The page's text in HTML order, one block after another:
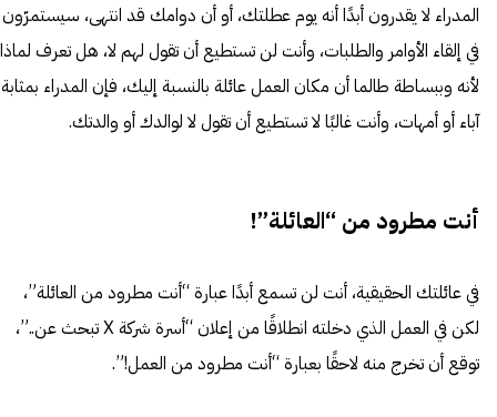
المدراء لا يقدرون أبدًا أنه يوم عطلتك، أو أن دوامك قد انتهى، سيستمرّون
في إلقاء الأوامر والطلبات، وأنت لن تستطيع أن تقول لهم لا، هل تعرف
لأنه وببساطة طالما أن مكان العمل عائلة بالنسبة إليك، فإن المدراء بمثابة
آباء أو أمهات، وأنت غالبًا لا تستطيع أن تقول لا لوالدك أو والدتك.
أنت مطرود من “العائلة”!
في عائلتك الحقيقية، أنت لن تسمع أبدًا عبارة “أنت مطرود من العائلة”،
لكن في العمل الذي دخلته انطلاقًا من إعلان “أسرة شركة X تبحث عن..”،
توقع أن تخرج منه لاحقًا بعبارة “أنت مطرود من العمل!”.